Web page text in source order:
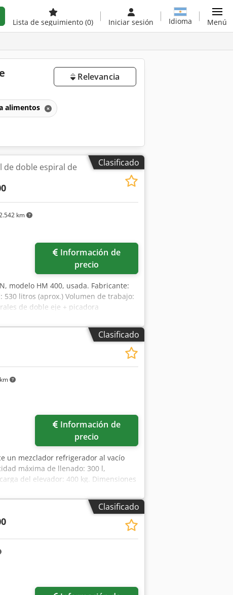
Lista de seguimiento (0) Iniciar sesión Idioma Menú
Relevancia
alimentos
Clasificado
km
de doble espiral de
precio
modelo HM 400, usada. Fabricante:
530 litros (aprox.) Volumen de trabajo:
de doble eje + picadora
mediante caja de
1475 rpm Incluye: puerta de
Clasificado
precio
un mezclador refrigerador al vacío
máxima de llenado: 300 l,
del elevador: 400 kg. Dimensiones
peso: aproximadamente 1500 kg.
de documentación. Es posible
Clasificado